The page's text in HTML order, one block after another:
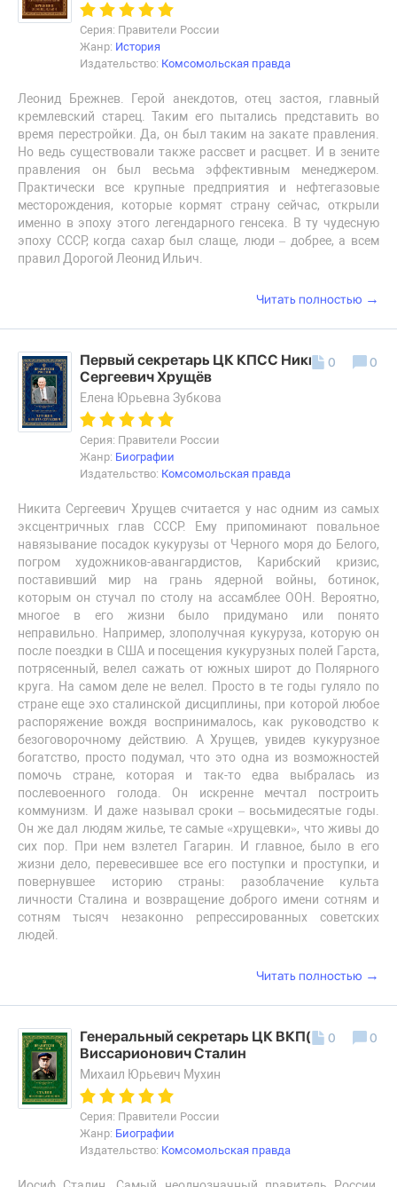
Серия: Правители России
Жанр: История
Издательство: Комсомольская правда
Леонид Брежнев. Герой анекдотов, отец застоя, главный
кремлевский старец. Таким его пытались представить во
время перестройки. Да, он был таким на закате правления.
Но ведь существовали также рассвет и расцвет. И в зените
правления он был весьма эффективным менеджером.
Практически все крупные предприятия и нефтегазовые
месторождения, которые кормят страну сейчас, открыли
именно в эпоху этого легендарного генсека. В ту чудесную
эпоху СССР, когда сахар был слаще, люди – добрее, а всем
правил Дорогой Леонид Ильич.
Читать полностью →
Первый секретарь ЦК КПСС Никита
Сергеевич Хрущёв
Елена Юрьевна Зубкова
Серия: Правители России
Жанр: Биографии
Издательство: Комсомольская правда
Никита Сергеевич Хрущев считается у нас одним из самых
эксцентричных глав СССР. Ему припоминают повальное
навязывание посадок кукурузы от Черного моря до Белого,
погром художников-авангардистов, Карибский кризис,
поставивший мир на грань ядерной войны, ботинок,
которым он стучал по столу на ассамблее ООН. Вероятно,
многое в его жизни было придумано или понято
неправильно. Например, злополучная кукуруза, которую он
после поездки в США и посещения кукурузных полей Гарста,
потрясенный, велел сажать от южных широт до Полярного
круга. На самом деле не велел. Просто в те годы гуляло по
стране еще эхо сталинской дисциплины, при которой любое
распоряжение вождя воспринималось, как руководство к
безоговорочному действию. А Хрущев, увидев кукурузное
богатство, просто подумал, что это одна из возможностей
помочь стране, которая и так-то едва выбралась из
послевоенного голода. Он искренне мечтал построить
коммунизм. И даже называл сроки – восьмидесятые годы.
Он же дал людям жилье, те самые «хрущевки», что живы до
сих пор. При нем взлетел Гагарин. И главное, было в его
жизни дело, перевесившее все его поступки и проступки, и
повернувшее историю страны: разоблачение культа
личности Сталина и возвращение доброго имени сотням и
сотням тысяч незаконно репрессированных советских
людей.
0 0
Читать полностью →
Генеральный секретарь ЦК ВКП(б) Иосиф
Виссарионович Сталин
Михаил Юрьевич Мухин
Серия: Правители России
Жанр: Биографии
Издательство: Комсомольская правда
0 0